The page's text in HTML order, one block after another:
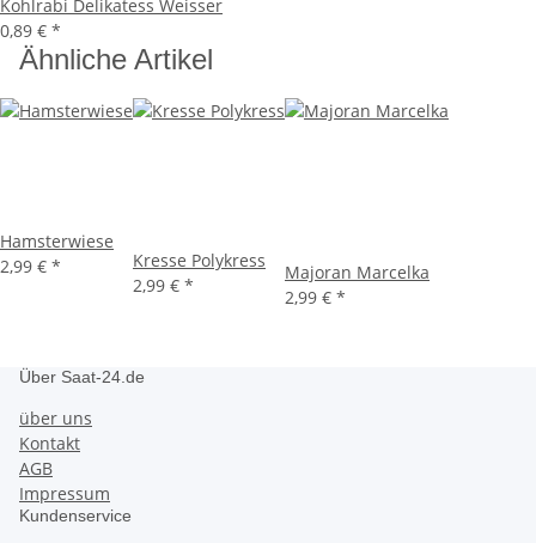
Kohlrabi Delikatess Weisser
0,89 € *
Ähnliche Artikel
Hamsterwiese
2,99 € *
Kresse Polykress
2,99 € *
Majoran Marcelka
2,99 € *
Über Saat-24.de
über uns
Kontakt
AGB
Impressum
Kundenservice